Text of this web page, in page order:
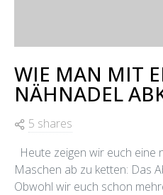
WIE MAN MIT
NÄHNADEL
5 shares
Heute zeigen wir euch eine
Maschen ab zu ketten: Das
Obwohl wir euch schon